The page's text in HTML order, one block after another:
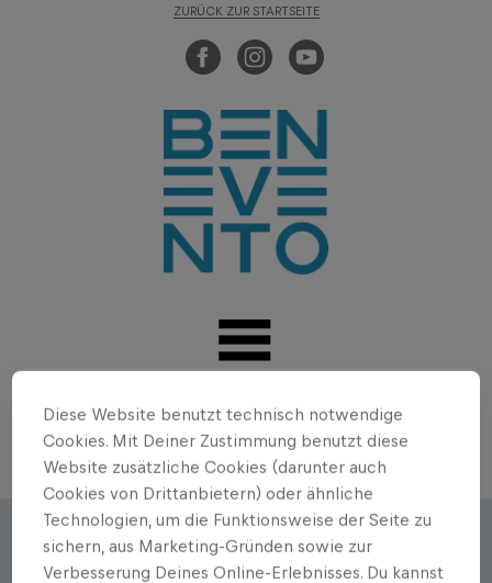
ZURÜCK ZUR STARTSEITE
Autorenportrait
Diese Website benutzt technisch notwendige
Cookies. Mit Deiner Zustimmung benutzt diese
Website zusätzliche Cookies (darunter auch
Cookies von Drittanbietern) oder ähnliche
Technologien, um die Funktionsweise der Seite zu
sichern, aus Marketing-Gründen sowie zur
Verbesserung Deines Online-Erlebnisses. Du kannst